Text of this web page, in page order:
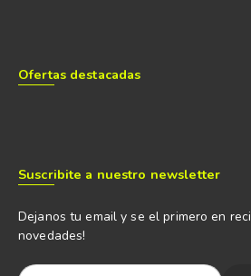
Ofertas destacadas
Suscribite a nuestro newsletter
Dejanos tu email y se el primero en
novedades!